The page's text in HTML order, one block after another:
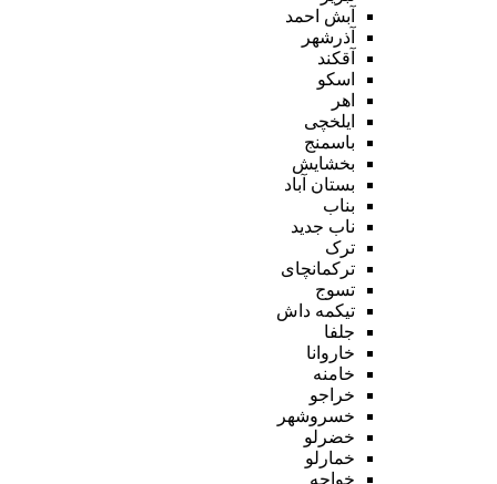
آبش احمد
آذرشهر
آقکند
اسکو
اهر
ایلخچی
باسمنج
بخشایش
بستان آباد
بناب
ناب جدید
ترک
ترکمانچای
تسوج
تیکمه داش
جلفا
خاروانا
خامنه
خراجو
خسروشهر
خضرلو
خمارلو
خواجه